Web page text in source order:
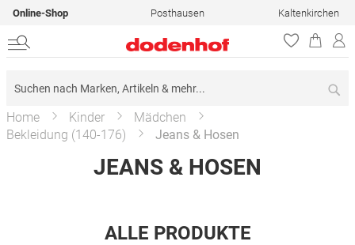
Online-Shop Posthausen Kaltenkirchen
Home Kinder
Mädchen
Bekleidung (140-176)
Jeans & Hosen
JEANS & HOSEN
ALLE PRODUKTE